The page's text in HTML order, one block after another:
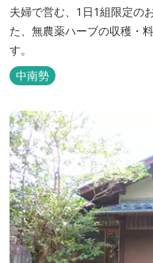
夫婦で営む、1日1組限定の
た、無農薬ハーブの収穫・
す。
中南勢